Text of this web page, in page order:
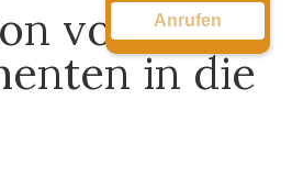
Anrufen
von
in die